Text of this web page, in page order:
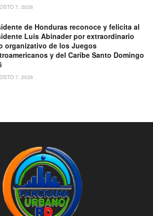
7, 2026
de Honduras reconoce y felicita al
Luis Abinader por extraordinario
organizativo de los Juegos
y del Caribe Santo Domingo
7, 2026